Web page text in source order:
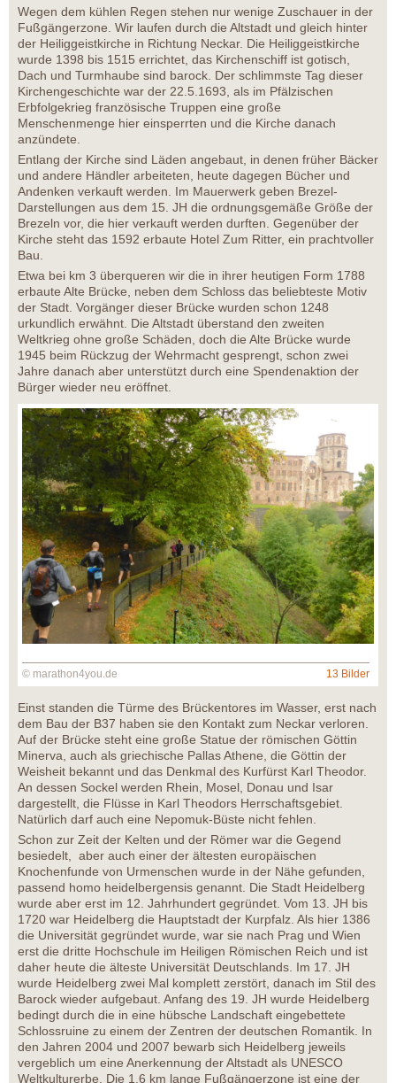
Wegen dem kühlen Regen stehen nur wenige Zuschauer in der
Fußgängerzone. Wir laufen durch die Altstadt und gleich hinter
der Heiliggeistkirche in Richtung Neckar. Die Heiliggeistkirche
wurde 1398 bis 1515 errichtet, das Kirchenschiff ist gotisch,
Dach und Turmhaube sind barock. Der schlimmste Tag dieser
Kirchengeschichte war der 22.5.1693, als im Pfälzischen
Erbfolgekrieg französische Truppen eine große
Menschenmenge hier einsperrten und die Kirche danach
anzündete.
Entlang der Kirche sind Läden angebaut, in denen früher Bäcker
und andere Händler arbeiteten, heute dagegen Bücher und
Andenken verkauft werden. Im Mauerwerk geben Brezel-
Darstellungen aus dem 15. JH die ordnungsgemäße Größe der
Brezeln vor, die hier verkauft werden durften. Gegenüber der
Kirche steht das 1592 erbaute Hotel Zum Ritter, ein prachtvoller
Bau.
Etwa bei km 3 überqueren wir die in ihrer heutigen Form 1788
erbaute Alte Brücke, neben dem Schloss das beliebteste Motiv
der Stadt. Vorgänger dieser Brücke wurden schon 1248
urkundlich erwähnt. Die Altstadt überstand den zweiten
Weltkrieg ohne große Schäden, doch die Alte Brücke wurde
1945 beim Rückzug der Wehrmacht gesprengt, schon zwei
Jahre danach aber unterstützt durch eine Spendenaktion der
Bürger wieder neu eröffnet.
© marathon4you.de 13 Bilder
Einst standen die Türme des Brückentores im Wasser, erst nach
dem Bau der B37 haben sie den Kontakt zum Neckar verloren.
Auf der Brücke steht eine große Statue der römischen Göttin
Minerva, auch als griechische Pallas Athene, die Göttin der
Weisheit bekannt und das Denkmal des Kurfürst Karl Theodor.
An dessen Sockel werden Rhein, Mosel, Donau und Isar
dargestellt, die Flüsse in Karl Theodors Herrschaftsgebiet.
Natürlich darf auch eine Nepomuk-Büste nicht fehlen.
Schon zur Zeit der Kelten und der Römer war die Gegend
besiedelt, aber auch einer der ältesten europäischen
Knochenfunde von Urmenschen wurde in der Nähe gefunden,
passend homo heidelbergensis genannt. Die Stadt Heidelberg
wurde aber erst im 12. Jahrhundert gegründet. Vom 13. JH bis
1720 war Heidelberg die Hauptstadt der Kurpfalz. Als hier 1386
die Universität gegründet wurde, war sie nach Prag und Wien
erst die dritte Hochschule im Heiligen Römischen Reich und ist
daher heute die älteste Universität Deutschlands. Im 17. JH
wurde Heidelberg zwei Mal komplett zerstört, danach im Stil des
Barock wieder aufgebaut. Anfang des 19. JH wurde Heidelberg
bedingt durch die in eine hübsche Landschaft eingebettete
Schlossruine zu einem der Zentren der deutschen Romantik. In
den Jahren 2004 und 2007 bewarb sich Heidelberg jeweils
vergeblich um eine Anerkennung der Altstadt als UNESCO
Weltkulturerbe. Die 1,6 km lange Fußgängerzone ist eine der